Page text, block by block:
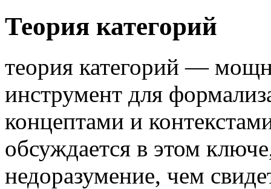
Теория категорий
теория категорий —
инструмент для
концептами и
обсуждается в этом
недоразумение, чем